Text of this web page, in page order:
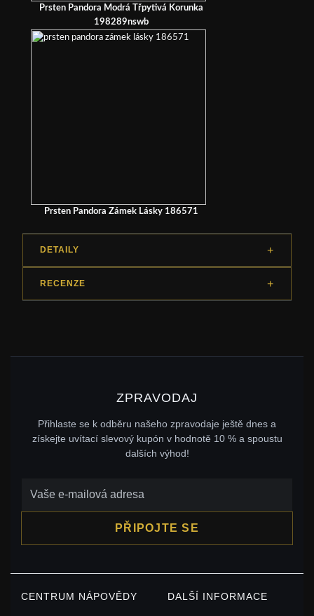
Prsten Pandora Modrá Třpytivá Korunka
198289nswb
Prsten Pandora Zámek Lásky 186571
DETAILY
RECENZE
ZPRAVODAJ
Přihlaste se k odběru našeho zpravodaje ještě dnes a
získejte uvítací slevový kupón v hodnotě 10 % a spoustu
dalších výhod!
PŘIPOJTE SE
CENTRUM NÁPOVĚDY DALŠÍ INFORMACE